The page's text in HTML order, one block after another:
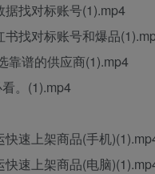
据找对标账号(1).mp4
找对标账号和爆品
靠谱的供应商(1).mp4
。(1).mp4
速上架商品(手机
速上架商品(电脑